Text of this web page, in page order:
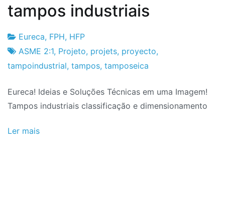
tampos industriais
Fabrica
do
17
de
de
2021
Eureca, FPH, HFP
ASME 2:1, Projeto, projets, proyecto,
tampoindustrial, tampos, tamposeica
Eureca! Ideias e Soluções Técnicas em uma Imagem!
Tampos industriais classificação e dimensionamento
Ler mais